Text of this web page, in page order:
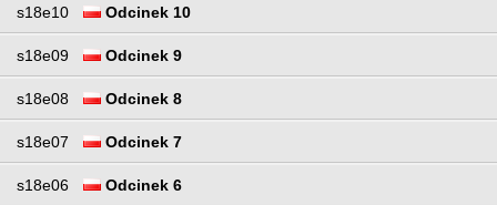
s18e10 Odcinek 10
s18e09 Odcinek 9
s18e08 Odcinek 8
s18e07 Odcinek 7
s18e06 Odcinek 6